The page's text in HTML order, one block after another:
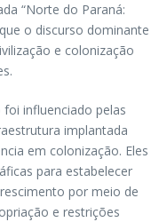
“Norte do Paraná:
o discurso dominante
e colonização
influenciado pelas
implantada
em colonização. Eles
para estabelecer
por meio de
e restrições